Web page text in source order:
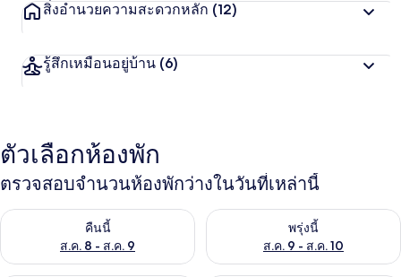
สิ่งอำนวยความสะดวกหลัก (12)
รู้สึกเหมือนอยู่บ้าน (6)
ตัวเลือกห้องพัก
ตรวจสอบจำนวนห้องพักว่างในวันที่เหล่านี้
คืนนี้
ส.ค. 8 - ส.ค. 9
ตรวจสอบจำนวนห้องพักว่างในคืนนี้ ส.ค. 8 - ส.ค. 9พรุ่งนี้
ส.ค. 9 - ส.ค. 10
ตรวจสอบจำนวนห้องพักว่างใน